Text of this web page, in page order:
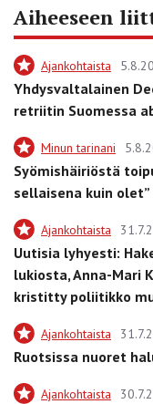
Aiheeseen
Ajankohtaista
Yhdysvaltalainen
retriitin Suomessa
Minun tarinani
Syömishäiriöstä
sellaisena kuin olet”
Ajankohtaista
Uutisia lyhyesti:
lukiosta, Anna-Mari
kristitty poliitikko
Ajankohtaista
Ruotsissa nuoret
Ajankohtaista